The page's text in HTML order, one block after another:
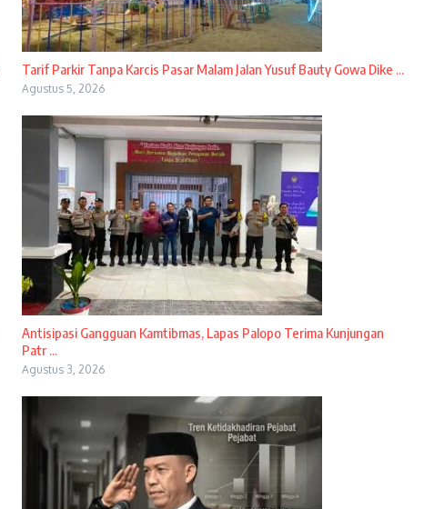
Tarif Parkir Tanpa Karcis Pasar Malam Jalan Yusuf Bauty Gowa Dike ...
Agustus 5, 2026
Antisipasi Gangguan Kamtibmas, Lapas Palopo Terima Kunjungan
Patr ...
Agustus 3, 2026